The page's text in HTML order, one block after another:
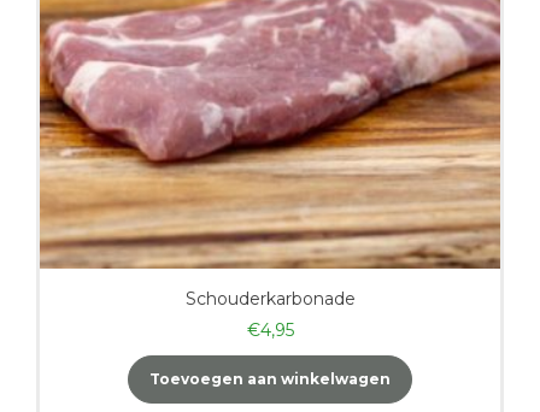
Schouderkarbonade
€4,95
Toevoegen aan winkelwagen